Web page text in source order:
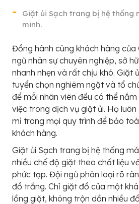
Giặt ủi Sạch trang bị hệ thống
minh.
Đồng hành cùng khách hàng của
ngũ nhân sự chuyên nghiệp, sở
nhanh nhẹn và rất chịu khó. Giặt
tuyển chọn nghiêm ngặt và tổ
để mỗi nhân viên đều có thể
việc trong dịch vụ giặt ủi. Họ
mỉ trong mọi quy trình để bảo
khách hàng.
Giặt ủi Sạch trang bị hệ thống
nhiều chế độ giặt theo chất liệu
phức tạp. Đội ngũ phân loại rõ
đồ trắng. Chỉ giặt đồ của một
lồng giặt, không trộn dồn nhiều